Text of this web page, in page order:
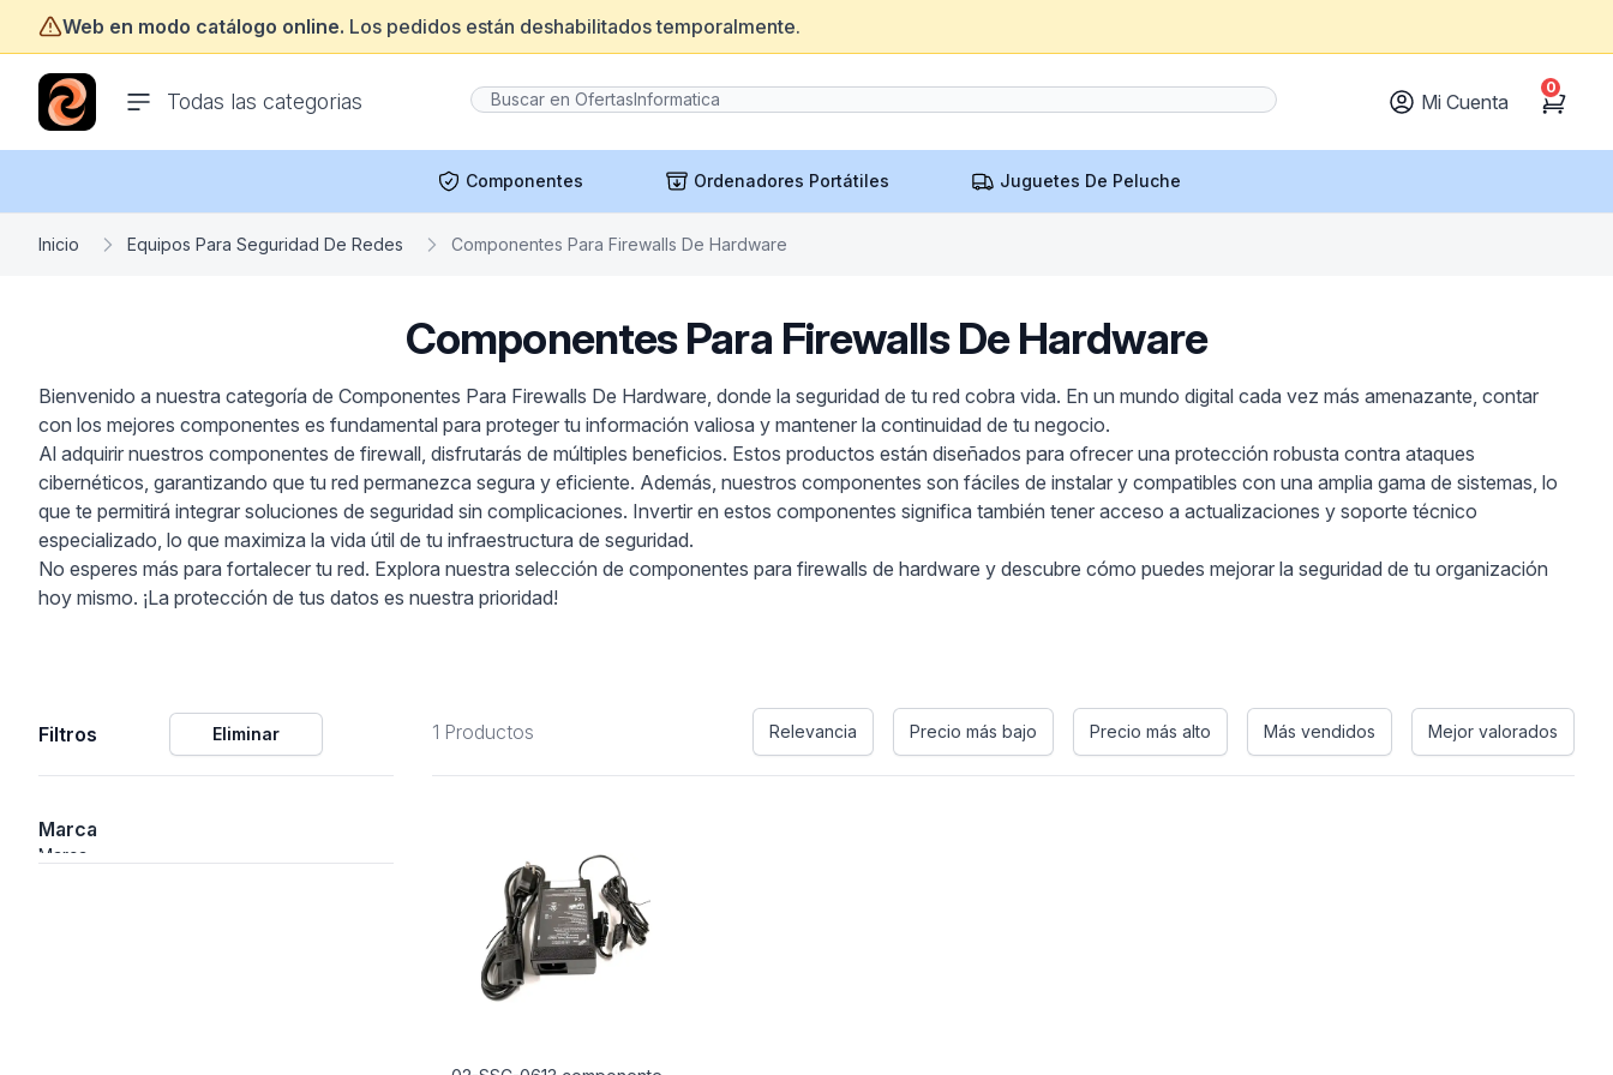
Web en modo catálogo online. Los pedidos están deshabilitados temporalmente.
Todas las categorias
ofertasinformatica.com
Mi Cuenta Cart
0
Componentes Ordenadores Portátiles Juguetes De Peluche
Inicio Equipos Para Seguridad De Redes Componentes Para Firewalls De Hardware
Componentes Para Firewalls De Hardware
Bienvenido a nuestra categoría de Componentes Para Firewalls De Hardware, donde la seguridad de tu red cobra vida. En un mundo digital cada vez más amenazante, contar
con los mejores componentes es fundamental para proteger tu información valiosa y mantener la continuidad de tu negocio.
Al adquirir nuestros componentes de firewall, disfrutarás de múltiples beneficios. Estos productos están diseñados para ofrecer una protección robusta contra ataques
cibernéticos, garantizando que tu red permanezca segura y eficiente. Además, nuestros componentes son fáciles de instalar y compatibles con una amplia gama de sistemas, lo
que te permitirá integrar soluciones de seguridad sin complicaciones. Invertir en estos componentes significa también tener acceso a actualizaciones y soporte técnico
especializado, lo que maximiza la vida útil de tu infraestructura de seguridad.
No esperes más para fortalecer tu red. Explora nuestra selección de componentes para firewalls de hardware y descubre cómo puedes mejorar la seguridad de tu organización
hoy mismo. ¡La protección de tus datos es nuestra prioridad!
Filtros Eliminar
Marca
Marca
1 Productos Relevancia Precio más bajo Precio más alto Más vendidos Mejor valorados